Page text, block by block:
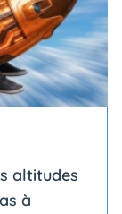
altitudes
à